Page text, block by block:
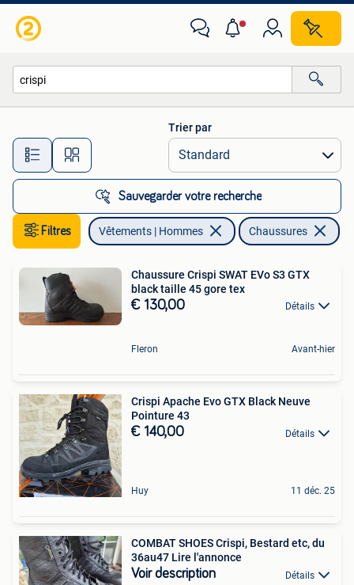
Toutes les distances…
Trier par
Sauvegarder votre recherche
Filtres Vêtements | Hommes Chaussures
Chaussure Crispi SWAT EVo S3 GTX
black taille 45 gore tex
€ 130,00 Détails
Fleron Avant-hier
Crispi Apache Evo GTX Black Neuve
Pointure 43
€ 140,00 Détails
Huy 11 déc. 25
COMBAT SHOES Crispi, Bestard etc, du
36au47 Lire l'annonce
Voir description Détails